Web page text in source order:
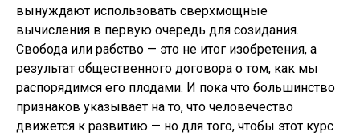
вынуждают использовать сверхмощные
вычисления в первую очередь для созидания.
Свобода или рабство — это не итог изобретения, а
результат общественного договора о том, как мы
распорядимся его плодами. И пока что большинство
признаков указывает на то, что человечество
движется к развитию — но для того, чтобы этот курс